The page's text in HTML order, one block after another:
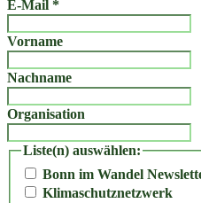
E-Mail *
Vorname
Nachname
Organisation
Liste(n) auswählen:
Bonn im Wandel
Klimaschutznetzwerk